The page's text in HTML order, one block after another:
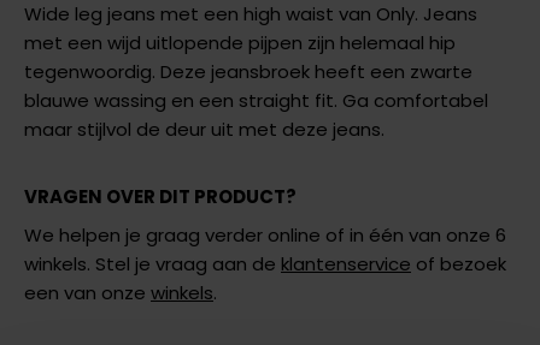
Wide leg jeans met een high waist van Only. Jeans
met een wijd uitlopende pijpen zijn helemaal hip
tegenwoordig. Deze jeansbroek heeft een zwarte
blauwe wassing en een straight fit. Ga comfortabel
maar stijlvol de deur uit met deze jeans.
VRAGEN OVER DIT PRODUCT?
We helpen je graag verder online of in één van onze 6
winkels. Stel je vraag aan de klantenservice of bezoek
een van onze winkels.